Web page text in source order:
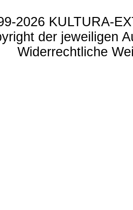
2026 KULTURA-
der jeweiligen
Widerrechtliche